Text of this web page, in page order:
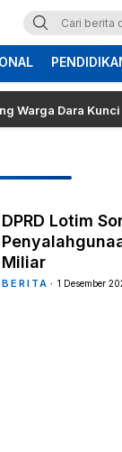
Dara Kunci Ke
DPRD Lotim
Miliar
BERITA 1 Desember